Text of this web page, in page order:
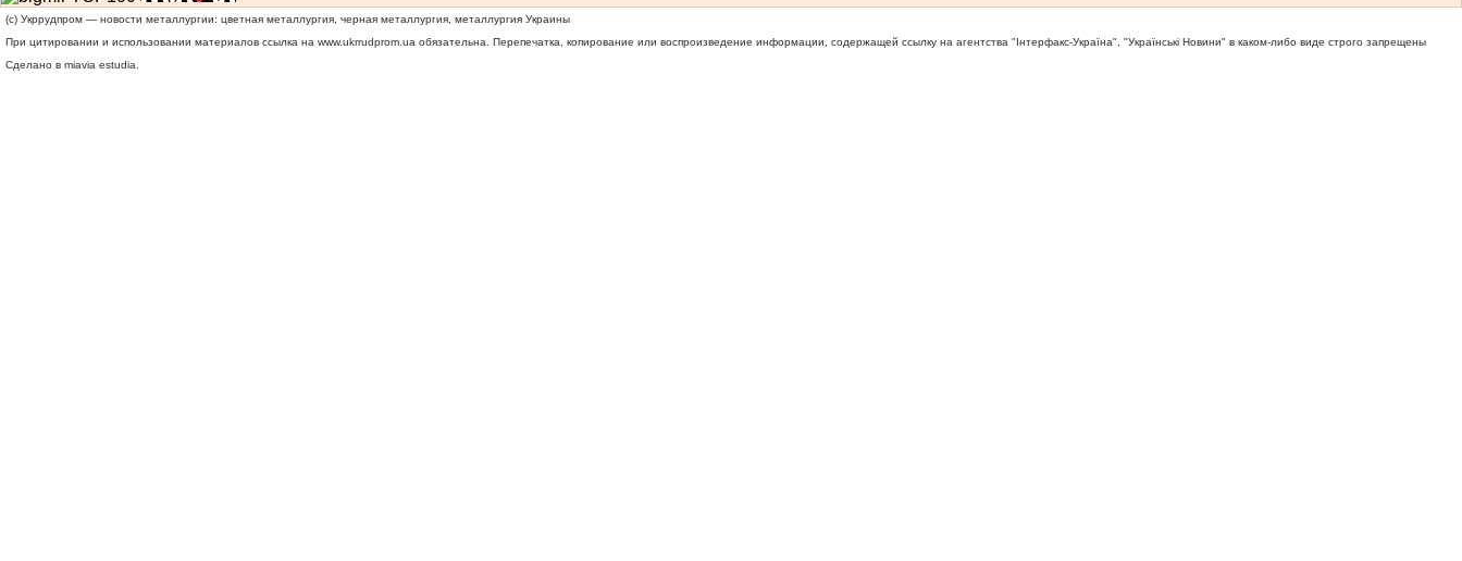
(c) Укррудпром — новости металлургии: цветная металлургия, черная металлургия, металлургия Украины
При цитировании и использовании материалов ссылка на www.ukrrudprom.ua обязательна. Перепечатка, копирование или воспроизведение информации, содержащей ссылку на агентства "Iнтерфакс-Україна", "Українськi Новини" в каком-либо виде строго запрещены
Сделано в miavia estudia.